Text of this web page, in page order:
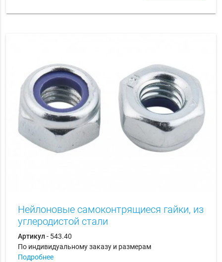
Нейлоновые самоконтрящиеся гайки, из
углеродистой стали
Артикул- 543.40
По индивидуальному заказу и размерам
Подробнее